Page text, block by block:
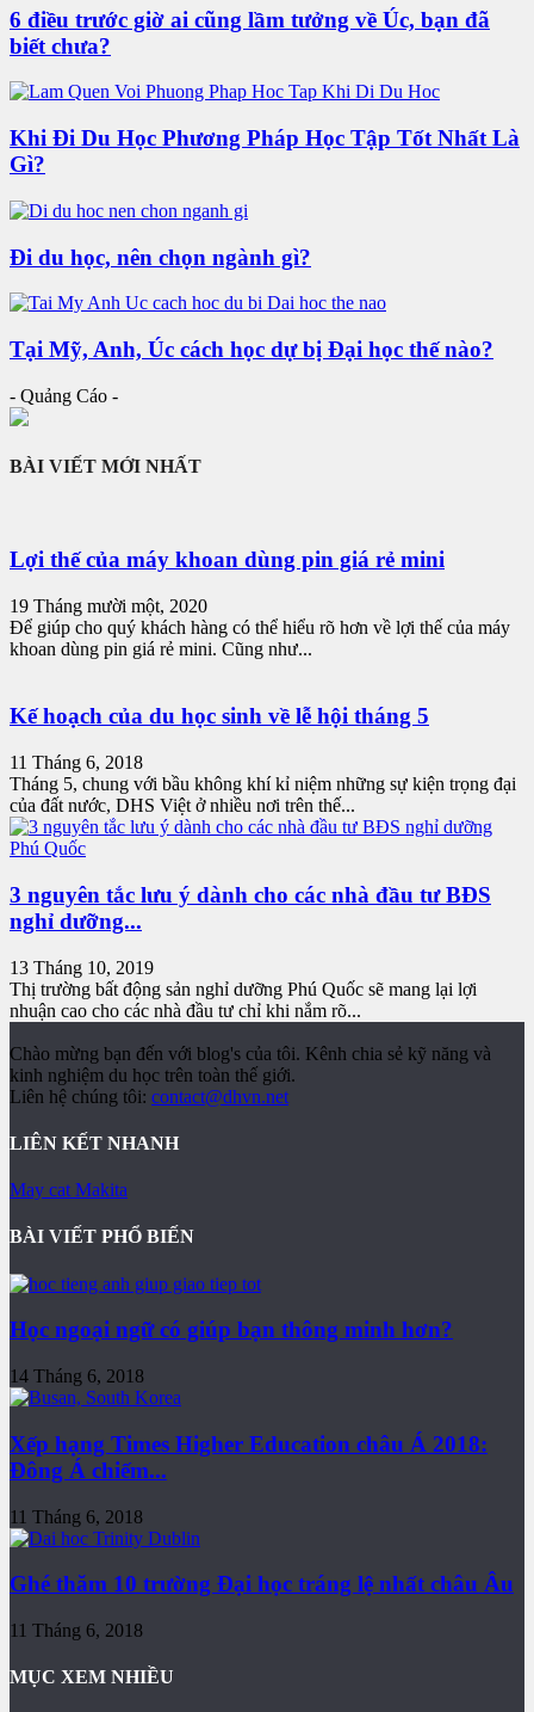
6 điều trước giờ ai cũng lầm tưởng về Úc, bạn đã
biết chưa?
Khi Đi Du Học Phương Pháp Học Tập Tốt Nhất Là
Gì?
Đi du học, nên chọn ngành gì?
Tại Mỹ, Anh, Úc cách học dự bị Đại học thế nào?
- Quảng Cáo -
BÀI VIẾT MỚI NHẤT
Lợi thế của máy khoan dùng pin giá rẻ mini
19 Tháng mười một, 2020
Để giúp cho quý khách hàng có thể hiểu rõ hơn về lợi thế của máy
khoan dùng pin giá rẻ mini. Cũng như...
Kế hoạch của du học sinh về lễ hội tháng 5
11 Tháng 6, 2018
Tháng 5, chung với bầu không khí kỉ niệm những sự kiện trọng đại
của đất nước, DHS Việt ở nhiều nơi trên thế...
3 nguyên tắc lưu ý dành cho các nhà đầu tư BĐS
nghỉ dưỡng...
13 Tháng 10, 2019
Thị trường bất động sản nghỉ dưỡng Phú Quốc sẽ mang lại lợi
nhuận cao cho các nhà đầu tư chỉ khi nắm rõ...
Chào mừng bạn đến với blog's của tôi. Kênh chia sẻ kỹ năng và
kinh nghiệm du học trên toàn thế giới.
Liên hệ chúng tôi: contact@dhvn.net
LIÊN KẾT NHANH
May cat Makita
BÀI VIẾT PHỔ BIẾN
Học ngoại ngữ có giúp bạn thông minh hơn?
14 Tháng 6, 2018
Xếp hạng Times Higher Education châu Á 2018:
Đông Á chiếm...
11 Tháng 6, 2018
Ghé thăm 10 trường Đại học tráng lệ nhất châu Âu
11 Tháng 6, 2018
MỤC XEM NHIỀU